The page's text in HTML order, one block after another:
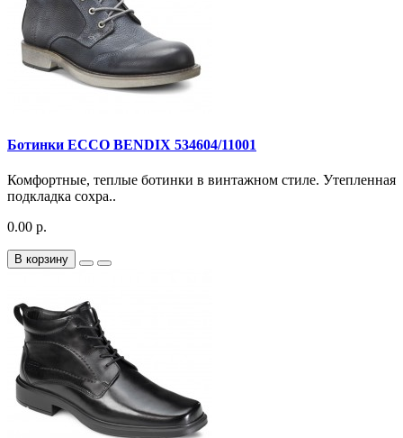
Ботинки ECCO BENDIX 534604/11001
Комфортные, теплые ботинки в винтажном стиле. Утепленная
подкладка сохра..
0.00 р.
В корзину